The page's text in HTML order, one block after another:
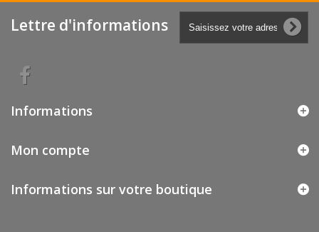
Lettre d'informations
Informations
Mon compte
Informations sur votre boutique